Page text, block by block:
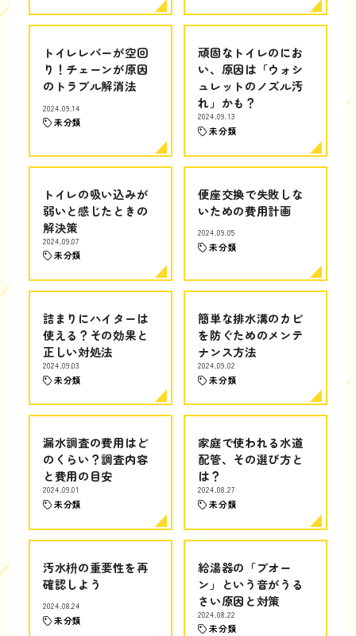
トイレレバーが空回
り！チェーンが原因
のトラブル解消法
2024.09.14
未分類
頑固なトイレのにお
い、原因は「ウォシ
ュレットのノズル汚
れ」かも？
2024.09.13
未分類
トイレの吸い込みが
弱いと感じたときの
解決策
2024.09.07
未分類
便座交換で失敗しな
いための費用計画
2024.09.05
未分類
詰まりにハイターは
使える？その効果と
正しい対処法
2024.09.03
未分類
簡単な排水溝のカビ
を防ぐためのメンテ
ナンス方法
2024.09.02
未分類
漏水調査の費用はど
のくらい？調査内容
と費用の目安
2024.09.01
未分類
家庭で使われる水道
配管、その選び方と
は？
2024.08.27
未分類
汚水枡の重要性を再
確認しよう
2024.08.24
未分類
給湯器の「ブオー
ン」という音がうる
さい原因と対策
2024.08.22
未分類